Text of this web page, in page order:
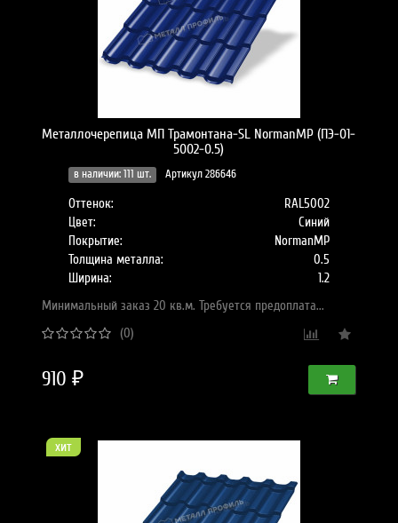
Металлочерепица МП Трамонтана-SL NormanMP (ПЭ-01-
5002-0.5)
в наличии: 111 шт. Артикул 286646
Оттенок:
RAL5002
Цвет:
Синий
Покрытие:
NormanMP
Толщина металла:
0.5
Ширина:
1.2
Минимальный заказ 20 кв.м. Требуется предоплата...
(0)
910 ₽
хит